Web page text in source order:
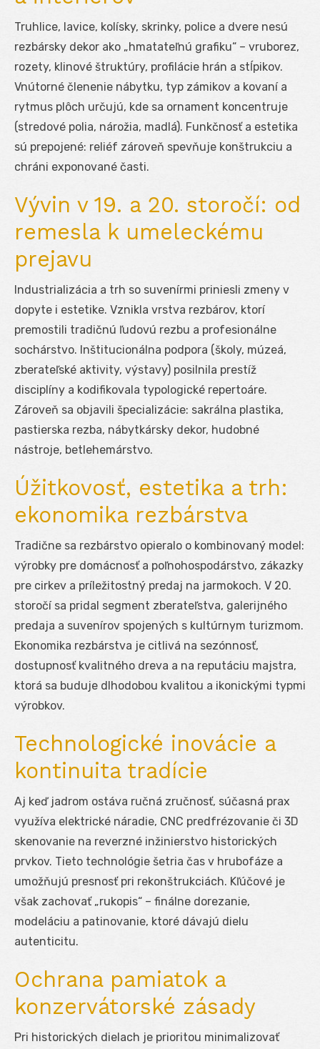
Truhlice, lavice, kolísky, skrinky, police a dvere nesú
rezbársky dekor ako „hmatateľnú grafiku“ – vruborez,
rozety, klinové štruktúry, profilácie hrán a stĺpikov.
Vnútorné členenie nábytku, typ zámikov a kovaní a
rytmus plôch určujú, kde sa ornament koncentruje
(stredové polia, nárožia, madlá). Funkčnosť a estetika
sú prepojené: reliéf zároveň spevňuje konštrukciu a
chráni exponované časti.
Vývin v 19. a 20. storočí: od
remesla k umeleckému
prejavu
Industrializácia a trh so suvenírmi priniesli zmeny v
dopyte i estetike. Vznikla vrstva rezbárov, ktorí
premostili tradičnú ľudovú rezbu a profesionálne
sochárstvo. Inštitucionálna podpora (školy, múzeá,
zberateľské aktivity, výstavy) posilnila prestíž
disciplíny a kodifikovala typologické repertoáre.
Zároveň sa objavili špecializácie: sakrálna plastika,
pastierska rezba, nábytkársky dekor, hudobné
nástroje, betlehemárstvo.
Úžitkovosť, estetika a trh:
ekonomika rezbárstva
Tradične sa rezbárstvo opieralo o kombinovaný model:
výrobky pre domácnosť a poľnohospodárstvo, zákazky
pre cirkev a príležitostný predaj na jarmokoch. V 20.
storočí sa pridal segment zberateľstva, galerijného
predaja a suvenírov spojených s kultúrnym turizmom.
Ekonomika rezbárstva je citlivá na sezónnosť,
dostupnosť kvalitného dreva a na reputáciu majstra,
ktorá sa buduje dlhodobou kvalitou a ikonickými typmi
výrobkov.
Technologické inovácie a
kontinuita tradície
Aj keď jadrom ostáva ručná zručnosť, súčasná prax
využíva elektrické náradie, CNC predfrézovanie či 3D
skenovanie na reverzné inžinierstvo historických
prvkov. Tieto technológie šetria čas v hrubofáze a
umožňujú presnosť pri rekonštrukciách. Kľúčové je
však zachovať „rukopis“ – finálne dorezanie,
modeláciu a patinovanie, ktoré dávajú dielu
autenticitu.
Ochrana pamiatok a
konzervátorské zásady
Pri historických dielach je prioritou minimalizovať